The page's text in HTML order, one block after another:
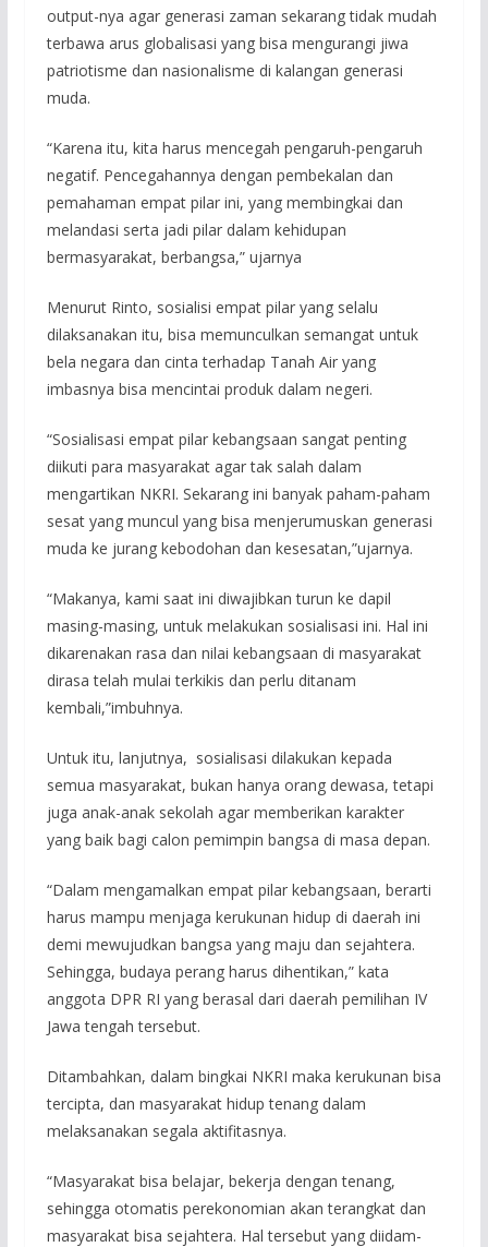
output-nya agar generasi zaman sekarang tidak mudah
terbawa arus globalisasi yang bisa mengurangi jiwa
patriotisme dan nasionalisme di kalangan generasi
muda.
“Karena itu, kita harus mencegah pengaruh-pengaruh
negatif. Pencegahannya dengan pembekalan dan
pemahaman empat pilar ini, yang membingkai dan
melandasi serta jadi pilar dalam kehidupan
bermasyarakat, berbangsa,” ujarnya
Menurut Rinto, sosialisi empat pilar yang selalu
dilaksanakan itu, bisa memunculkan semangat untuk
bela negara dan cinta terhadap Tanah Air yang
imbasnya bisa mencintai produk dalam negeri.
“Sosialisasi empat pilar kebangsaan sangat penting
diikuti para masyarakat agar tak salah dalam
mengartikan NKRI. Sekarang ini banyak paham-paham
sesat yang muncul yang bisa menjerumuskan generasi
muda ke jurang kebodohan dan kesesatan,”ujarnya.
“Makanya, kami saat ini diwajibkan turun ke dapil
masing-masing, untuk melakukan sosialisasi ini. Hal ini
dikarenakan rasa dan nilai kebangsaan di masyarakat
dirasa telah mulai terkikis dan perlu ditanam
kembali,”imbuhnya.
Untuk itu, lanjutnya, sosialisasi dilakukan kepada
semua masyarakat, bukan hanya orang dewasa, tetapi
juga anak-anak sekolah agar memberikan karakter
yang baik bagi calon pemimpin bangsa di masa depan.
“Dalam mengamalkan empat pilar kebangsaan, berarti
harus mampu menjaga kerukunan hidup di daerah ini
demi mewujudkan bangsa yang maju dan sejahtera.
Sehingga, budaya perang harus dihentikan,” kata
anggota DPR RI yang berasal dari daerah pemilihan IV
Jawa tengah tersebut.
Ditambahkan, dalam bingkai NKRI maka kerukunan bisa
tercipta, dan masyarakat hidup tenang dalam
melaksanakan segala aktifitasnya.
“Masyarakat bisa belajar, bekerja dengan tenang,
sehingga otomatis perekonomian akan terangkat dan
masyarakat bisa sejahtera. Hal tersebut yang diidam-